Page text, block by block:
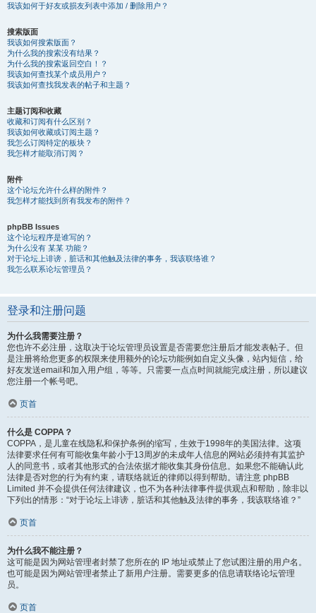
我该如何于好友或损友列表中添加 / 删除用户？
搜索版面
我该如何搜索版面？
为什么我的搜索没有结果？
为什么我的搜索返回空白！？
我该如何查找某个成员用户？
我该如何查找我发表的帖子和主题？
主题订阅和收藏
收藏和订阅有什么区别？
我该如何收藏或订阅主题？
我怎么订阅特定的板块？
我怎样才能取消订阅？
附件
这个论坛允许什么样的附件？
我怎样才能找到所有我发布的附件？
phpBB Issues
这个论坛程序是谁写的？
为什么没有 某某 功能？
对于论坛上诽谤，脏话和其他触及法律的事务，我该联络谁？
我怎么联系论坛管理员？
登录和注册问题
为什么我需要注册？
您也许不必注册，这取决于论坛管理员设置是否需要您注册后才能发表帖子。但
是注册将给您更多的权限来使用额外的论坛功能例如自定义头像，站内短信，给
好友发送email和加入用户组，等等。只需要一点点时间就能完成注册，所以建议
您注册一个帐号吧。
页首
什么是 COPPA？
COPPA，是儿童在线隐私和保护条例的缩写，生效于1998年的美国法律。这项
法律要求任何有可能收集年龄小于13周岁的未成年人信息的网站必须持有其监护
人的同意书，或者其他形式的合法依据才能收集其身份信息。如果您不能确认此
法律是否对您的行为有约束，请联络就近的律师以得到帮助。请注意 phpBB
Limited 并不会提供任何法律建议，也不为各种法律事件提供观点和帮助，除非以
下列出的情形：“对于论坛上诽谤，脏话和其他触及法律的事务，我该联络谁？”
页首
为什么我不能注册？
这可能是因为网站管理者封禁了您所在的 IP 地址或禁止了您试图注册的用户名。
也可能是因为网站管理者禁止了新用户注册。需要更多的信息请联络论坛管理
员。
页首